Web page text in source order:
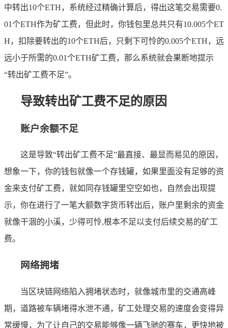
中转出10个ETH，系统经过精确计算后，得出这笔交易需要0.
01个ETH作为矿工费，但此时，你钱包里总共只有10.005个ET
H，扣除要转出的10个ETH后，只剩下可怜的0.005个ETH，远
远小于所需的0.01个ETH矿工费，那么系统就会果断地提示
“转出矿工费不足”。
导致转出矿工费不足的原因
账户余额不足
这是导致“转出矿工费不足”最直接、最显而易见的原因，
想象一下，你的钱包就像一个存钱罐，如果里面没有足够的资
金来支付矿工费，就如同存钱罐里空空如也，自然会出现提
示，你在进行了一笔大额数字货币转出后，账户里剩余的资金
就像干涸的小溪，少得可怜,根本不足以支付后续交易的矿工
费。
网络拥堵
当区块链网络陷入拥堵状态时，就像城市里的交通高峰
期，道路被车辆堵得水泄不通，矿工处理交易的速度会变得异
常缓慢，为了让自己的交易能够像一辆飞驰的赛车，更快地被